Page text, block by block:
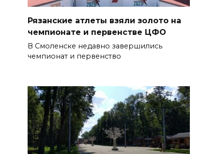
Рязанские атлеты взяли золото на
чемпионате и первенстве ЦФО
В Смоленске недавно завершились
чемпионат и первенство